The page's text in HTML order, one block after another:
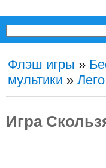
Флэш игры »
мультики » Лего
Игра